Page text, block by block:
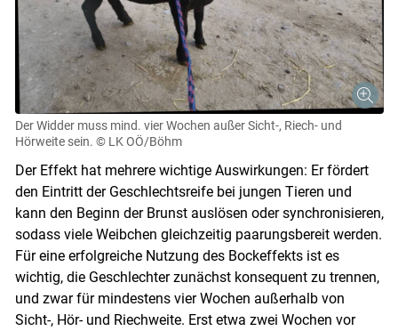
Skip to main content
Der Widder muss mind. vier Wochen außer Sicht-, Riech- und
Hörweite sein. © LK OÖ/Böhm
Der Effekt hat mehrere wichtige Auswirkungen: Er fördert
den Eintritt der Geschlechtsreife bei jungen Tieren und
kann den Beginn der Brunst auslösen oder synchronisieren,
sodass viele Weibchen gleichzeitig paarungsbereit werden.
Für eine erfolgreiche Nutzung des Bockeffekts ist es
wichtig, die Geschlechter zunächst konsequent zu trennen,
und zwar für mindestens vier Wochen außerhalb von
Sicht-, Hör- und Riechweite. Erst etwa zwei Wochen vor